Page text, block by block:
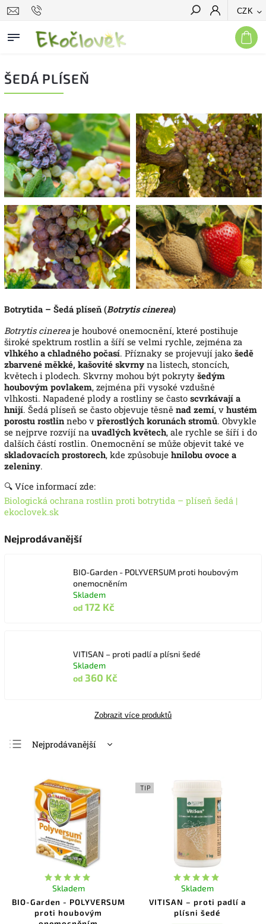
CZK
Hledat
ŠEDÁ PLÍSEŇ
Botrytida – Šedá plíseň (Botrytis cinerea)
Botrytis cinerea je houbové onemocnění, které postihuje
široké spektrum rostlin a šíří se velmi rychle, zejména za
vlhkého a chladného počasí. Příznaky se projevují jako šedě
zbarvené měkké, kašovité skvrny na listech, stoncích,
květech i plodech. Skvrny mohou být pokryty šedým
houbovým povlakem, zejména při vysoké vzdušné
vlhkosti. Napadené plody a rostliny se často scvrkávají a
hnijí. Šedá plíseň se často objevuje těsně nad zemí, v hustém
porostu rostlin nebo v přerostlých korunách stromů. Obvykle
se nejprve rozvíjí na uvadlých květech, ale rychle se šíří i do
dalších částí rostlin. Onemocnění se může objevit také ve
skladovacích prostorech, kde způsobuje hnilobu ovoce a
zeleniny.
🔍 Více informací zde:
Biologická ochrana rostlin proti botrytida – plíseň šedá |
ekoclovek.sk
Nejprodávanější
BIO-Garden - POLYVERSUM proti houbovým
onemocněním
Skladem
od 172 Kč
VITISAN – proti padlí a plísni šedé
Skladem
od 360 Kč
Zobrazit více produktů
Nejprodávanější
Nejdražší
Abecedně
BIO-Garden - POLYVERSUM
proti houbovým
Skladem
TIP
VITISAN – proti padlí a
plísni šedé
Skladem